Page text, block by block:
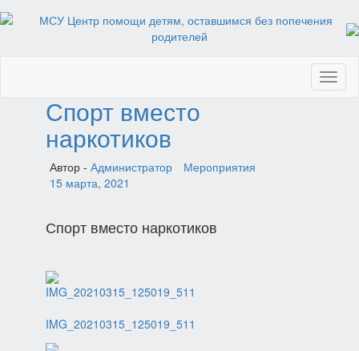
Спорт вместо
наркотиков
Автор - Администратор
Мероприятия
15 марта, 2021
Спорт вместо наркотиков
IMG_20210315_125019_511